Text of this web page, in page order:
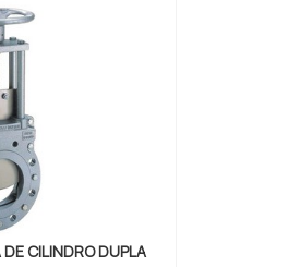
de 50 a 500 mm.
manuais de 11
CILINDRO DUPLA